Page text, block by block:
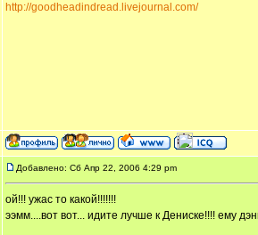
http://goodheadindread.livejournal.com/
Добавлено: Сб Апр 22, 2006 4:29 pm
ой!!! ужас то какой!!!!!!!
ээмм....вот вот... идите лучше к Дениске!!!! ему